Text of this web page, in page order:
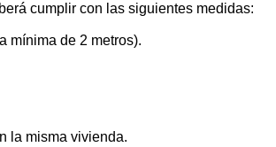
cumplir con las siguientes medidas:
mínima de 2 metros).
la misma vivienda.